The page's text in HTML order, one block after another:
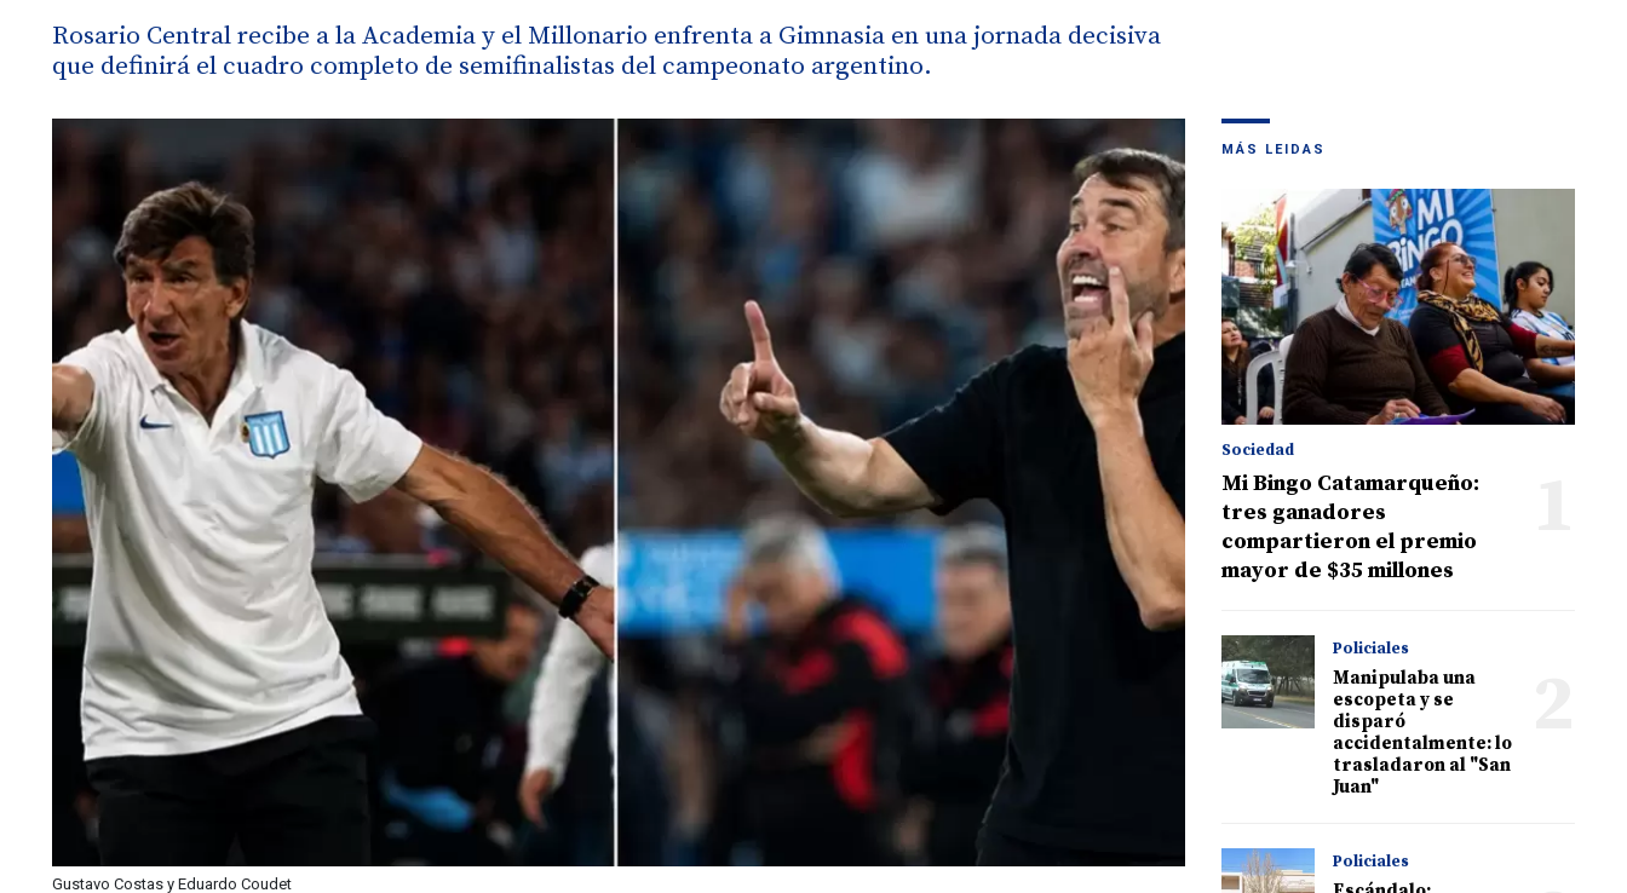
Rosario Central recibe a la Academia y el Millonario enfrenta a Gimnasia en una jornada decisiva
que definirá el cuadro completo de semifinalistas del campeonato argentino.
Gustavo Costas y Eduardo Coudet
MÁS LEIDAS
Sociedad
Mi Bingo Catamarqueño:
tres ganadores
compartieron el premio
mayor de $35 millones
Policiales
Manipulaba una
escopeta y se
disparó
accidentalmente: lo
trasladaron al "San
Juan"
Policiales